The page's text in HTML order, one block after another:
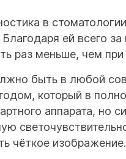
в
ей всего
раз меньше, чем при
быть в любой
который в
аппарата, но
чёткое изображение.